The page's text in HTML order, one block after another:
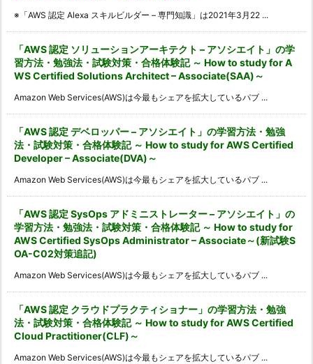
※「AWS 認定 Alexa スキルビルダー – 専門知識」は2021年3月22 ...
「AWS 認定 ソリューションアーキテクト – アソシエイト」の学
習方法・勉強法・試験対策・合格体験記 ～ How to study for A
WS Certified Solutions Architect – Associate(SAA)～
Amazon Web Services(AWS)は今最もシェアを拡大しているパブ ...
「AWS 認定 デベロッパー – アソシエイト」の学習方法・勉強
法・試験対策・合格体験記 ～ How to study for AWS Certified
Developer – Associate(DVA)～
Amazon Web Services(AWS)は今最もシェアを拡大しているパブ ...
「AWS 認定 SysOps アドミニストレーター – アソシエイト」の
学習方法・勉強法・試験対策・合格体験記 ～ How to study for
AWS Certified SysOps Administrator – Associate～(新試験S
OA-C02対策追記)
Amazon Web Services(AWS)は今最もシェアを拡大しているパブ ...
「AWS 認定 クラウドプラクティショナー」の学習方法・勉強
法・試験対策・合格体験記 ～ How to study for AWS Certified
Cloud Practitioner(CLF)～
Amazon Web Services(AWS)は今最もシェアを拡大しているパブ ...